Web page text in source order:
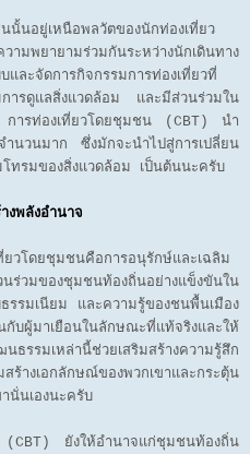
นั้นอยู่เหนือพลวัตของนักท่องเที่ยว
มพยายามร่วมกันระหว่างนักเดินทาง
ละจัดการกิจกรรมการท่องเที่ยวที่
ารดูแลสิ่งแวดล้อม และมีส่วนร่วมใน
ารท่องเที่ยวโดยชุมชน (CBT) นำ
จำนวนมาก ซึ่งมักจะนำไปสู่การเปลี่ยน
ทรมของสิ่งแวดล้อม เป็นต้นนะครับ
งพลังอำนาจ
ยวโดยชุมชนคือการอนุรักษ์และเฉลิม
วมของชุมชนท้องถิ่นอย่างแข็งขันใน
รรมเนียม และความรู้ของชนพื้นเมือง
บผู้มาเยือนในลักษณะที่แท้จริงและให้
รรมเหล่านี้ช่วยเสริมสร้างความรู้สึก
างเอกลักษณ์ของพวกเขาและกระตุ้น
นั่นเองนะครับ
ยังให้อำนาจแก่ชุมชนท้องถิ่น